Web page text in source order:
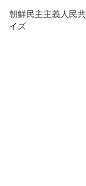
朝鮮民主主義人民
イズ